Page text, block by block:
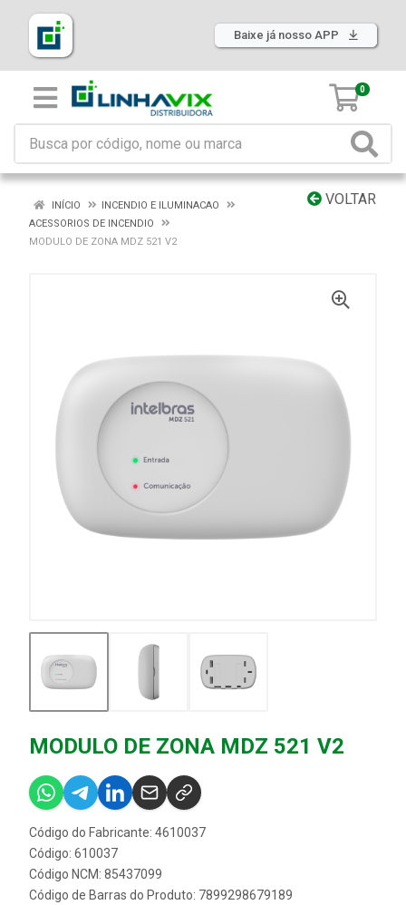
Baixe já nosso APP
0
VOLTAR
INÍCIO
INCENDIO E ILUMINACAO
ACESSORIOS DE INCENDIO
MODULO DE ZONA MDZ 521 V2
MODULO DE ZONA MDZ 521 V2
Código do Fabricante: 4610037
Código: 610037
Código NCM: 85437099
Código de Barras do Produto: 7899298679189